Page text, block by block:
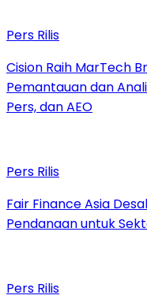
Pers Rilis
Cision Raih MarTech
Pemantauan dan
Pers, dan AEO
Pers Rilis
Fair Finance Asia
Pendanaan untuk
Pers Rilis